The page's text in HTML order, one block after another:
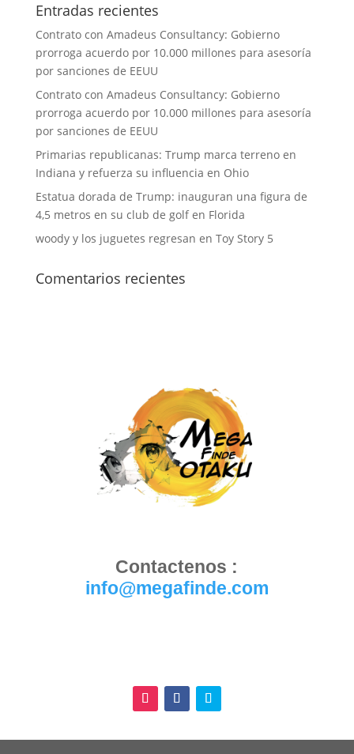
Entradas recientes
Contrato con Amadeus Consultancy: Gobierno
prorroga acuerdo por 10.000 millones para asesoría
por sanciones de EEUU
Contrato con Amadeus Consultancy: Gobierno
prorroga acuerdo por 10.000 millones para asesoría
por sanciones de EEUU
Primarias republicanas: Trump marca terreno en
Indiana y refuerza su influencia en Ohio
Estatua dorada de Trump: inauguran una figura de
4,5 metros en su club de golf en Florida
woody y los juguetes regresan en Toy Story 5
Comentarios recientes
Contactenos :
info@megafinde.com